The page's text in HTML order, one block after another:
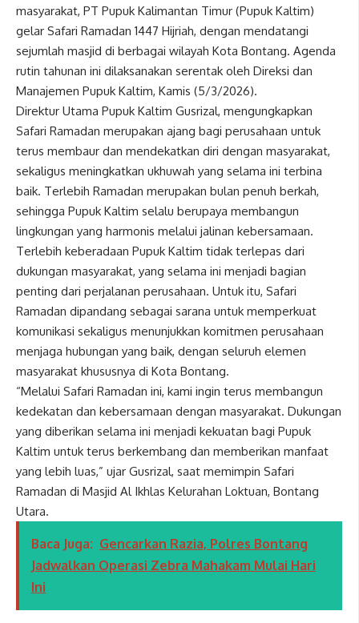
masyarakat, PT Pupuk Kalimantan Timur (Pupuk Kaltim)
gelar Safari Ramadan 1447 Hijriah, dengan mendatangi
sejumlah masjid di berbagai wilayah Kota Bontang. Agenda
rutin tahunan ini dilaksanakan serentak oleh Direksi dan
Manajemen Pupuk Kaltim, Kamis (5/3/2026).
Direktur Utama Pupuk Kaltim Gusrizal, mengungkapkan
Safari Ramadan merupakan ajang bagi perusahaan untuk
terus membaur dan mendekatkan diri dengan masyarakat,
sekaligus meningkatkan ukhuwah yang selama ini terbina
baik. Terlebih Ramadan merupakan bulan penuh berkah,
sehingga Pupuk Kaltim selalu berupaya membangun
lingkungan yang harmonis melalui jalinan kebersamaan.
Terlebih keberadaan Pupuk Kaltim tidak terlepas dari
dukungan masyarakat, yang selama ini menjadi bagian
penting dari perjalanan perusahaan. Untuk itu, Safari
Ramadan dipandang sebagai sarana untuk memperkuat
komunikasi sekaligus menunjukkan komitmen perusahaan
menjaga hubungan yang baik, dengan seluruh elemen
masyarakat khususnya di Kota Bontang.
“Melalui Safari Ramadan ini, kami ingin terus membangun
kedekatan dan kebersamaan dengan masyarakat. Dukungan
yang diberikan selama ini menjadi kekuatan bagi Pupuk
Kaltim untuk terus berkembang dan memberikan manfaat
yang lebih luas,” ujar Gusrizal, saat memimpin Safari
Ramadan di Masjid Al Ikhlas Kelurahan Loktuan, Bontang
Utara.
Baca Juga: Gencarkan Razia, Polres Bontang
Jadwalkan Operasi Zebra Mahakam Mulai Hari
Ini